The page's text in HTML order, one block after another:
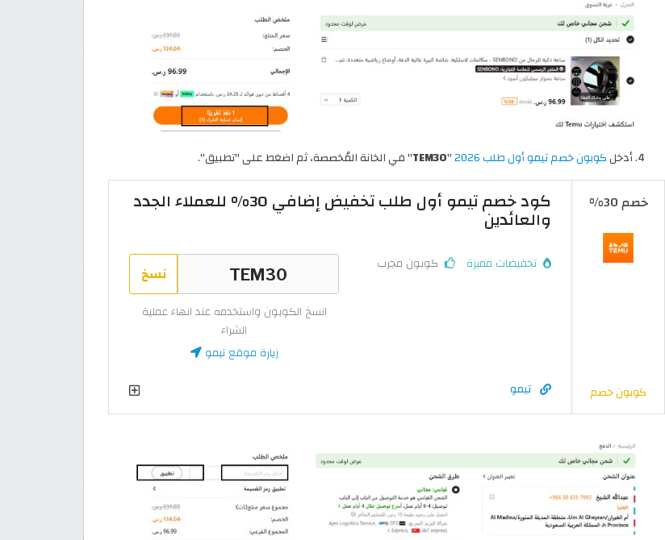
أدخلكوبون خصم تيمو أول طلب 2026 "
TEM30" في الخانة المُخصصة، ثم اضغط على "تطبيق".
خصم 30%
كوبون خصم
كود خصم تيمو أول طلب تخفيض إضافي 30% للعملاء الجدد
والعائدين
تخفيضات مميزة كوبون مجرب نسخ
انسخ الكوبون واستخدمه عند انهاء عملية
الشراء
زيارة موقع تيمو
تيمو